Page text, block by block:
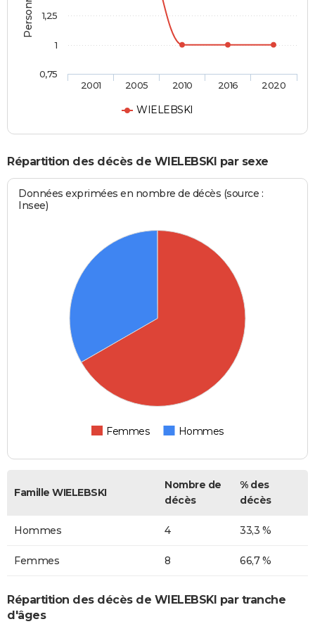
WIELEBSKI
2001 2005 2010 2016 2020
0,75
1
1,25
Répartition des décès de WIELEBSKI par sexe
Données exprimées en nombre de décès (source :
Insee)
Femmes Hommes
Famille WIELEBSKI
Nombre de
décès
% des
décès
Hommes 4 33,3 %
Femmes 8 66,7 %
Répartition des décès de WIELEBSKI par tranche
d'âges